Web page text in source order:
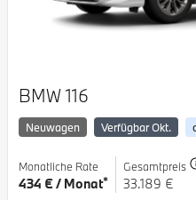
BMW 116
Neuwagen Verfügbar Okt.
Monatliche Rate
434 € / Monat*
Gesamtpreis
33.189 €